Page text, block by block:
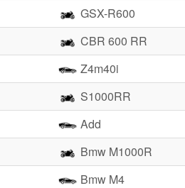
GSX-R600
CBR 600 RR
Z4m40i
S1000RR
Add
Bmw M1000R
Bmw M4